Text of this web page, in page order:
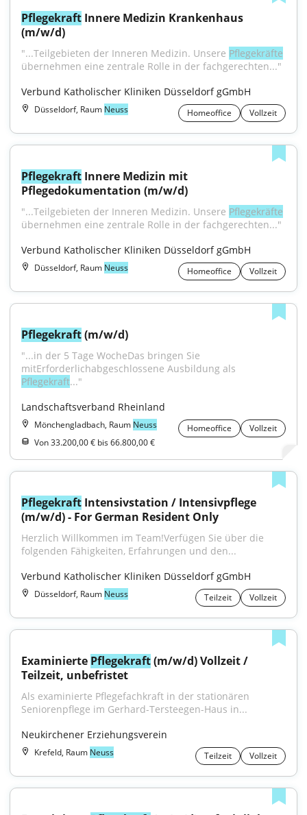
Pflegekraft Innere Medizin Krankenhaus
(m/w/d)
"...Teilgebieten der Inneren Medizin. Unsere Pflegekräfte
übernehmen eine zentrale Rolle in der fachgerechten..."
Verbund Katholischer Kliniken Düsseldorf gGmbH
Düsseldorf, Raum Neuss Homeoffice Vollzeit
Pflegekraft Innere Medizin mit
Pflegedokumentation (m/w/d)
"...Teilgebieten der Inneren Medizin. Unsere Pflegekräfte
übernehmen eine zentrale Rolle in der fachgerechten..."
Verbund Katholischer Kliniken Düsseldorf gGmbH
Düsseldorf, Raum Neuss Homeoffice Vollzeit
Pflegekraft (m/w/d)
"...in der 5 Tage WocheDas bringen Sie
Pflegekraft..."
Landschaftsverband Rheinland
Mönchengladbach, Raum Neuss Homeoffice
Vollzeit
Von 33.200,00 € bis 66.800,00 €
Pflegekraft Intensivstation / Intensivpflege
(m/w/d) - For German Resident Only
Herzlich Willkommen im Team!Verfügen Sie über die
folgenden Fähigkeiten, Erfahrungen und den...
Verbund Katholischer Kliniken Düsseldorf gGmbH
Düsseldorf, Raum Neuss Teilzeit Vollzeit
Examinierte Pflegekraft (m/w/d) Vollzeit /
Teilzeit, unbefristet
Als examinierte Pflegefachkraft in der stationären
Seniorenpflege im Gerhard-Tersteegen-Haus in...
Neukirchener Erziehungsverein
Krefeld, Raum Neuss Teilzeit Vollzeit